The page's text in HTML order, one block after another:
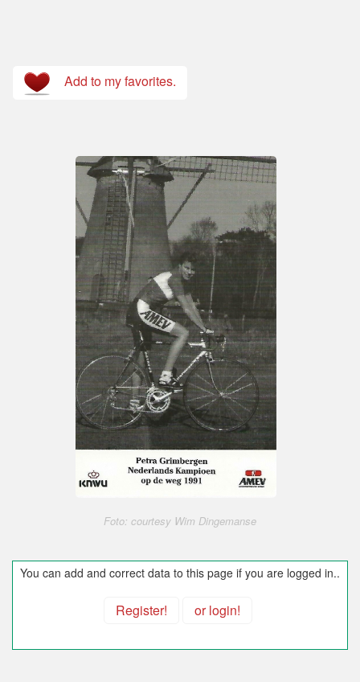
Add to my favorites.
Foto: courtesy Wim Dingemanse
You can add and correct data to this page if you are logged in..
Register! or login!